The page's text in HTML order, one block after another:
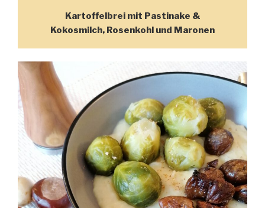
Kartoffelbrei mit Pastinake &
Kokosmilch, Rosenkohl und Maronen